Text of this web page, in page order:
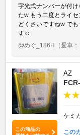
字光式ナンバーが付
た‪w もう二度とライ
どくさいですね‪w で
す☺️
@めぐ_186H （愛車
この商品の
AZ
ケミ
この